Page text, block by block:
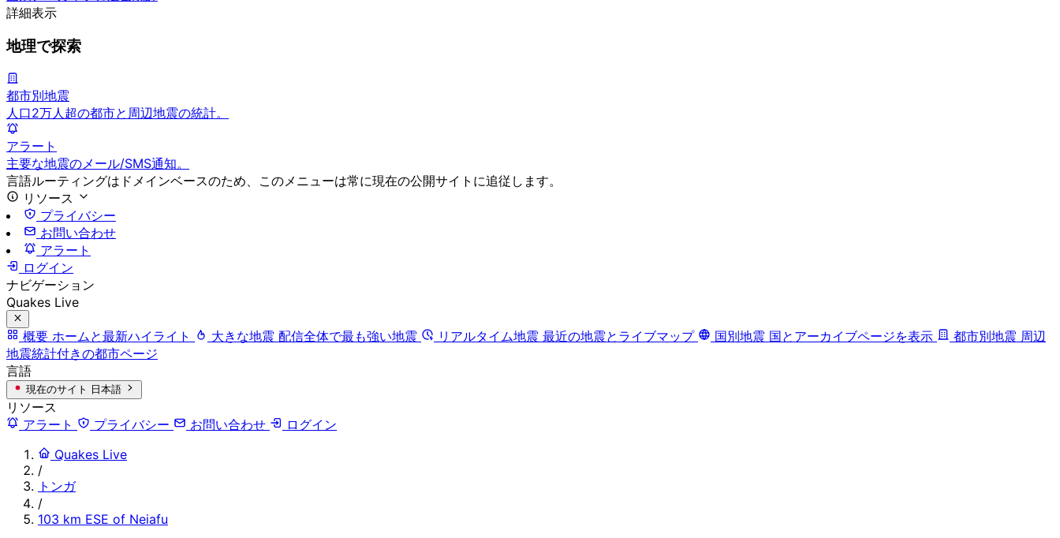
詳細表示
地理で探索
都市別地震
人口2万人超の都市と周辺地震の統計。
アラート
主要な地震のメール/SMS通知。
言語ルーティングはドメインベースのため、このメニューは常に現在の公開サイトに追従します。
リソース
プライバシー
お問い合わせ
アラート
ログイン
ナビゲーション
Quakes Live
概要 ホームと最新ハイライト 大きな地震 配信全体で最も強い地震 リアルタイム地震 最近の地震とライブマップ 国別地震 国とアーカイブページを表示 都市別地震 周辺
地震統計付きの都市ページ
言語
現在のサイト 日本語
リソース
アラート
プライバシー お問い合わせ
ログイン
Quakes Live
/
トンガ
/
103 km ESE of Neiafu